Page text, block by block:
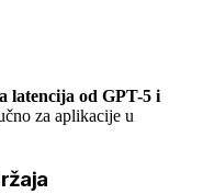
latencija od GPT-5 i
za aplikacije u